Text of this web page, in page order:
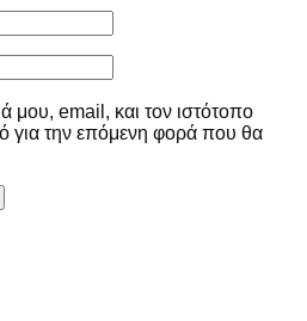
μου, email, και τον ιστότοπο
για την επόμενη φορά που θα